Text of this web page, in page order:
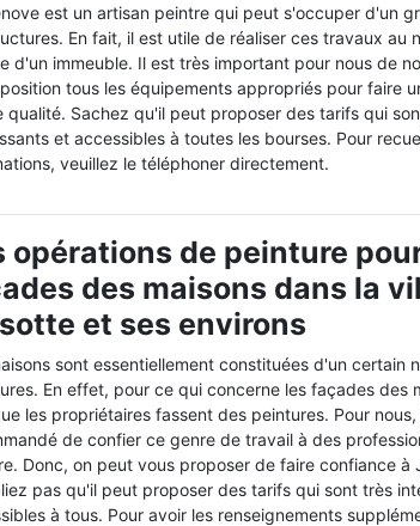
est un artisan peintre qui peut s'occuper d'un
En fait, il est utile de réaliser ces travaux au
d'un immeuble. Il est très important pour nous de
tous les équipements appropriés pour faire
qualité. Sachez qu'il peut proposer des tarifs qui
et accessibles à toutes les bourses. Pour
veuillez le téléphoner directement.
opérations de peinture
des maisons dans la
et ses environs
sont essentiellement constituées d'un certain
En effet, pour ce qui concerne les façades des
les propriétaires fassent des peintures. Pour nous,
de confier ce genre de travail à des
Donc, on peut vous proposer de faire confiance à
pas qu'il peut proposer des tarifs qui sont très
à tous. Pour avoir les renseignements